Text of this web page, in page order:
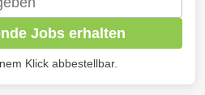
Jobs erhalten
Klick abbestellbar.